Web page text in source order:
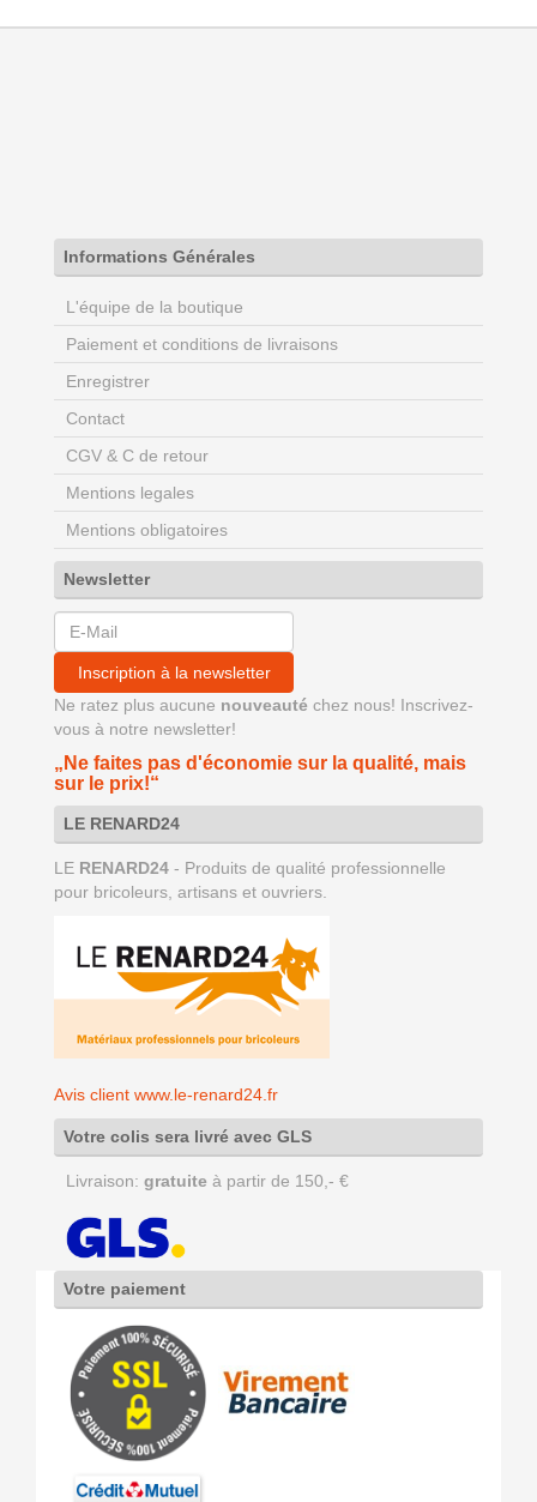
Informations Générales
L'équipe de la boutique
Paiement et conditions de livraisons
Enregistrer
Contact
CGV & C de retour
Mentions legales
Mentions obligatoires
Newsletter
Inscription à la newsletter
Ne ratez plus aucune nouveauté chez nous! Inscrivez-
vous à notre newsletter!
„Ne faites pas d'économie sur la qualité, mais
sur le prix!“
LE RENARD24
LE RENARD24 - Produits de qualité professionnelle
pour bricoleurs, artisans et ouvriers.
Avis client www.le-renard24.fr
Votre colis sera livré avec GLS
Livraison: gratuite à partir de 150,- €
Votre paiement